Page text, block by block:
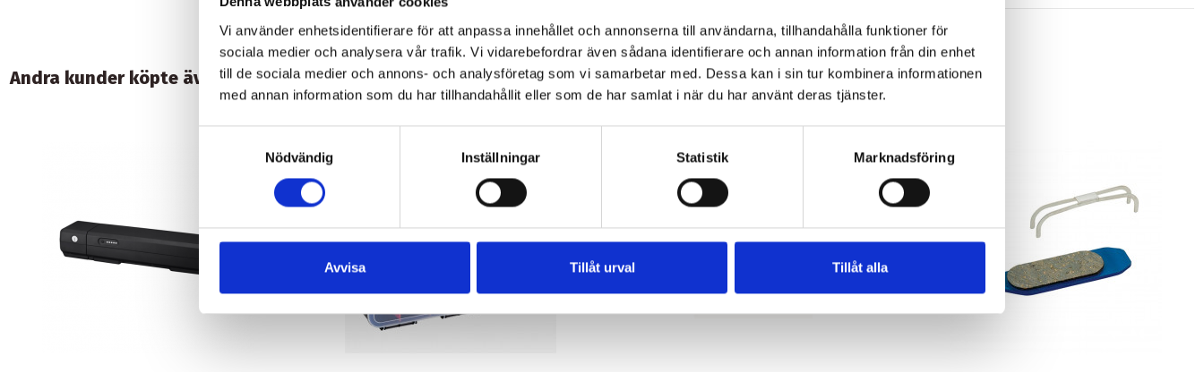
Vi använder enhetsidentifierare för att anpassa innehållet och annonserna till användarna, tillhandahålla funktioner för
sociala medier och analysera vår trafik. Vi vidarebefordrar även sådana identifierare och annan information från din enhet
till de sociala medier och annons- och analysföretag som vi samarbetar med. Dessa kan i sin tur kombinera informationen
med annan information som du har tillhandahållit eller som de har samlat i när du har använt deras tjänster.
Nödvändig
Inställningar Statistik Marknadsföring
Avvisa Tillåt urval Tillåt alla
Andra kunder köpte även: